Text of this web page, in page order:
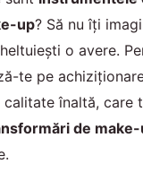
up? Să nu îți
o avere.
te pe
calitate înaltă, care
de